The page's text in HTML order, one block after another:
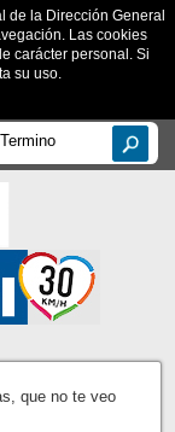
de la Dirección General
Las cookies
carácter personal. Si
su uso.
que no te veo